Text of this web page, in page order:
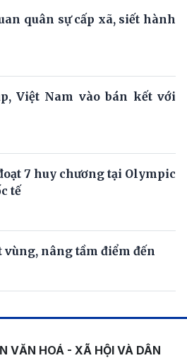
quân sự cấp xã, siết hành
Việt Nam vào bán kết với
7 huy chương tại Olympic
tế
nâng tầm điểm đến
VĂN HOÁ - XÃ HỘI VÀ DÂN